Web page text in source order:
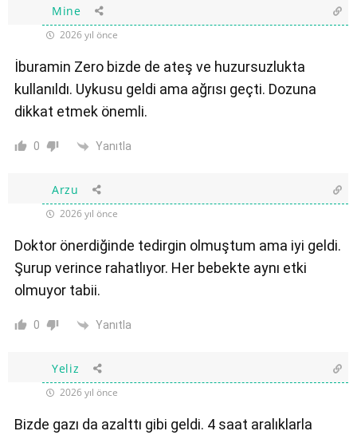
Mine
2026 yıl önce
İburamin Zero bizde de ateş ve huzursuzlukta
kullanıldı. Uykusu geldi ama ağrısı geçti. Dozuna
dikkat etmek önemli.
0 Yanıtla
Arzu
2026 yıl önce
Doktor önerdiğinde tedirgin olmuştum ama iyi geldi.
Şurup verince rahatlıyor. Her bebekte aynı etki
olmuyor tabii.
0 Yanıtla
Yeliz
2026 yıl önce
Bizde gazı da azalttı gibi geldi. 4 saat aralıklarla